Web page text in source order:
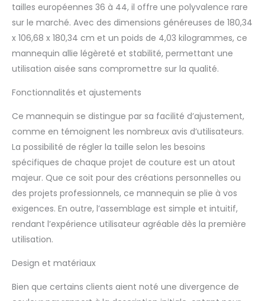
tailles européennes 36 à 44, il offre une polyvalence rare
sur le marché. Avec des dimensions généreuses de 180,34
x 106,68 x 180,34 cm et un poids de 4,03 kilogrammes, ce
mannequin allie légèreté et stabilité, permettant une
utilisation aisée sans compromettre sur la qualité.
Fonctionnalités et ajustements
Ce mannequin se distingue par sa facilité d’ajustement,
comme en témoignent les nombreux avis d’utilisateurs.
La possibilité de régler la taille selon les besoins
spécifiques de chaque projet de couture est un atout
majeur. Que ce soit pour des créations personnelles ou
des projets professionnels, ce mannequin se plie à vos
exigences. En outre, l’assemblage est simple et intuitif,
rendant l’expérience utilisateur agréable dès la première
utilisation.
Design et matériaux
Bien que certains clients aient noté une divergence de